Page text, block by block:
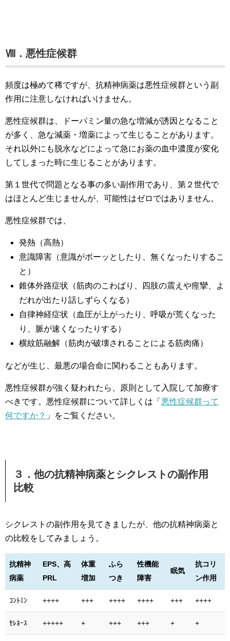
Ⅷ．悪性症候群
頻度は極めて稀ですが、抗精神病薬は悪性症候群という副
作用に注意しなければいけません。
悪性症候群は、ドーパミン量の急な増減が誘因となること
が多く、急な減薬・増薬によって生じることがあります。
それ以外にも脱水などによって急にお薬の血中濃度が変化
してしまった時に生じることがあります。
第１世代で問題となる事の多い副作用であり、第２世代で
はほとんど生じませんが、可能性はゼロではありません。
悪性症候群では、
発熱（高熱）
意識障害（意識がボーッとしたり、無くなったりするこ
と）
錐体外路症状（筋肉のこわばり、四肢の震えや痙攣、よ
だれが出たり話しずらくなる）
自律神経症状（血圧が上がったり、呼吸が荒くなった
り、脈が速くなったりする）
横紋筋融解（筋肉が破壊されることによる筋肉痛）
などが生じ、最悪の場合命に関わることもあります。
悪性症候群が強く疑われたら、原則として入院して加療す
べきです。悪性症候群について詳しくは「 悪性症候群って
何ですか？ 」をご覧ください。
３．他の抗精神病薬とシクレストの副作用
比較
シクレストの副作用を見てきましたが、他の抗精神病薬と
の比較をしてみましょう。
抗精神
病薬
EPS、高
PRL
体重
増加
ふら
つき
性機能
障害
眠気
抗コリ
ン作用
ｺﾝﾄﾐﾝ ++++ +++ ++++ ++++ +++ ++++
ｾﾚﾈｰｽ +++++ + +++ +++ + +